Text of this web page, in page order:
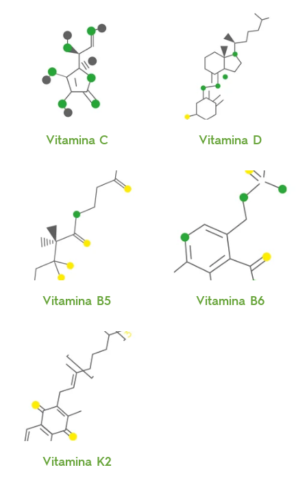
Vitamina C Vitamina D
Vitamina B5 Vitamina B6
Vitamina K2